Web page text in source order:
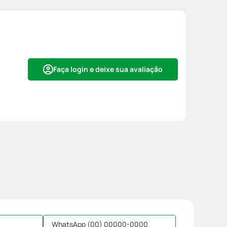
Faça login e deixe sua avaliação